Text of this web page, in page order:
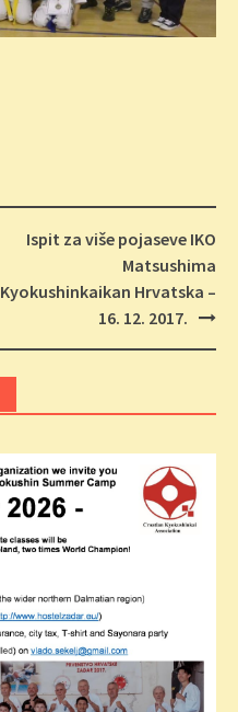
Ispit za više pojaseve IKO
Matsushima
Kyokushinkaikan Hrvatska –
16. 12. 2017.